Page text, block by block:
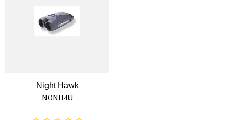
Night Hawk
NONH4U